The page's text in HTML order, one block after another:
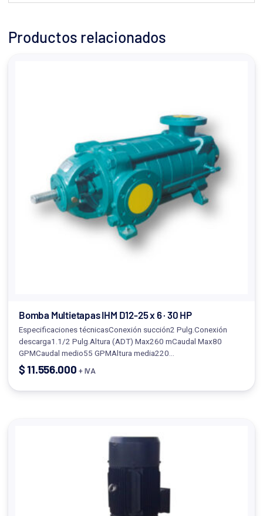
Productos relacionados
Bomba Multietapas IHM D12-25 x 6 · 30 HP
Especificaciones técnicasConexión succión2 Pulg.Conexión
descarga1.1/2 Pulg.Altura (ADT) Max260 mCaudal Max80
GPMCaudal medio55 GPMAltura media220…
$11.556.000 + IVA